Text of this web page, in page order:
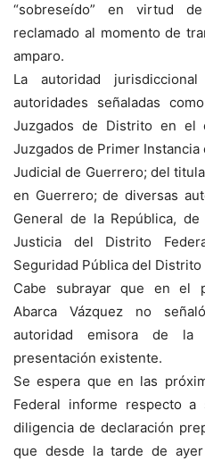
“sobreseído” en virtud
reclamado al momento de
amparo.
La autoridad
autoridades señaladas
Juzgados de Distrito en el
Juzgados de Primer
Judicial de Guerrero; del
en Guerrero; de diversas
General de la República,
Justicia del Distrito
Seguridad Pública del
Cabe subrayar que en el
Abarca Vázquez no
autoridad emisora de
presentación existente.
Se espera que en las
Federal informe respecto
diligencia de declaración
que desde la tarde de